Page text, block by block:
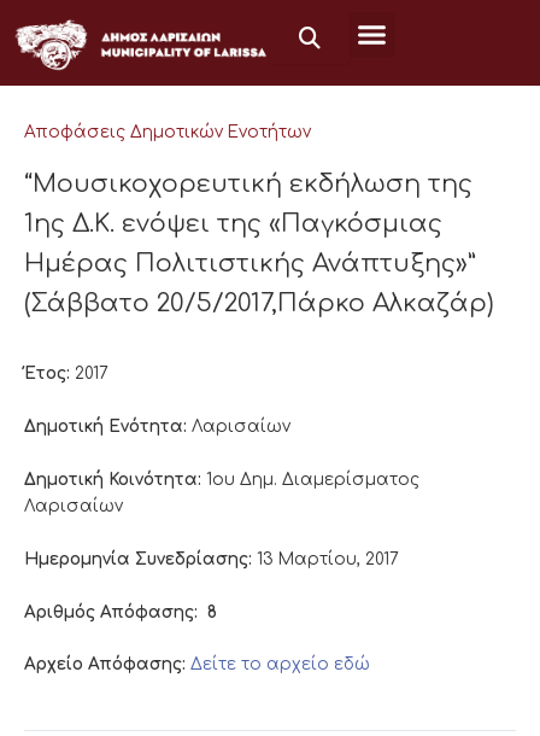
στο
περιεχόμενο
Αποφάσεις Δημοτικών Ενοτήτων
“Μουσικοχορευτική εκδήλωση της
1ης Δ.Κ. ενόψει της «Παγκόσμιας
Ημέρας Πολιτιστικής Ανάπτυξης»”
(Σάββατο 20/5/2017,Πάρκο Αλκαζάρ)
Έτος: 2017
Δημοτική Ενότητα: Λαρισαίων
Δημοτική Κοινότητα: 1ου Δημ. Διαμερίσματος
Λαρισαίων
Ημερομηνία Συνεδρίασης: 13 Μαρτίου, 2017
Αριθμός Απόφασης: 8
Αρχείο Απόφασης: Δείτε το αρχείο εδώ